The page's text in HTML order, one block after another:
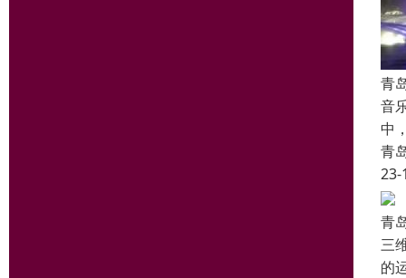
青
音
中
青
23-
青
三
的